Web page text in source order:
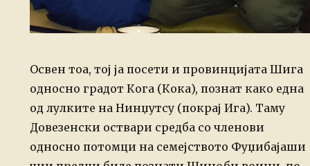
Освен тоа, тој ја посети и провинцијата Шига
односно градот Кога (Кока), познат како една
од лулките на Нинџутсу (покрај Ига). Таму
Довезенски оствари средба со членови
односно потомци на семејството Фуџибајаши